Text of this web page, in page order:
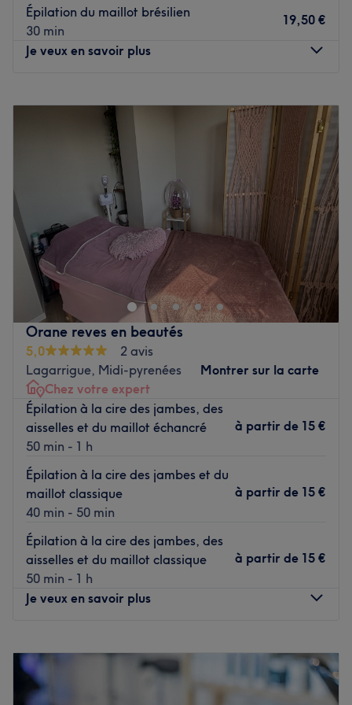
Les spécialités de l’établissement : La beauté des ongles.
Les marques et produits utilisés : Ongle 24 et Beauty
Nails.
Épilation du maillot brésilien
30 min
19,50 €
Je veux en savoir plus
09:00–18:00
08:30
12:00
09:00 – 19:00
08:30 –
08:00–
14:00
Fermé
Plongez dans l'univers beauté du salon La Parenthèse
Beauté ! Cet espace à la fois moderne et authentique,
situé à Villefranche-de-Lauragais est l'adresse à
connaitre pour profiter d'un agréable moment de
détente, de partage et de convivialité le temps d'un
rendez-vous beauté.
Transport public le plus proche :
À quatre minutes à pied de la gare Villefranche-de-
Lauragais.
L’équipe :
l'expérience et la créativité, sauront révéler votre
véritable beauté.
L’atmosphère : on entre dans un cadre confortable à la
décoration moderne et chic.
Les spécialités de l’établissement : les soins du visage et
les soins du corps.
Orane reves en beautés
5,0
2 avis
Lagarrigue, Midi-pyrenées
Montrer sur la carte
Chez votre expert
Épilation à la cire des jambes, des
aisselles et du maillot échancré
50 min - 1 h
à partir de 15 €
Épilation à la cire des jambes et du
maillot classique
40 min - 50 min
à partir de 15 €
Épilation à la cire des jambes, des
aisselles et du maillot classique
50 min - 1 h
à partir de 15 €
Je veux en savoir plus
Mardi
–20:00
Mercredi
12:15 –20:00
Jeudi